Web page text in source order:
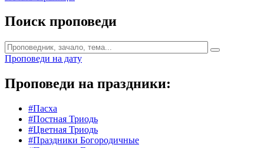
Поиск проповеди
Проповеди на дату
Проповеди на праздники:
#Пасха
#Постная Триодь
#Цветная Триодь
#Праздники Богородичные